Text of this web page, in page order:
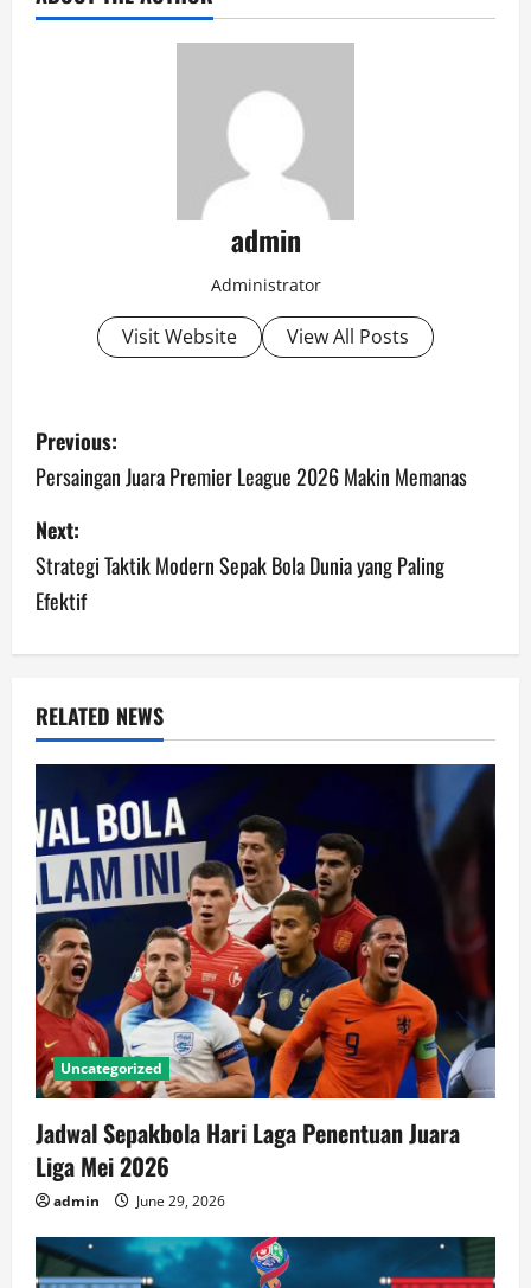
admin
Administrator
Visit Website View All Posts
P
o
s
t
n
v
i
g
a
t
i
o
n
Previous:
Persaingan Juara Premier League 2026 Makin Memanas
Next:
Strategi Taktik Modern Sepak Bola Dunia yang Paling
Efektif
RELATED NEWS
Uncategorized
Jadwal Sepakbola Hari Laga Penentuan Juara
Liga Mei 2026
admin June 29, 2026